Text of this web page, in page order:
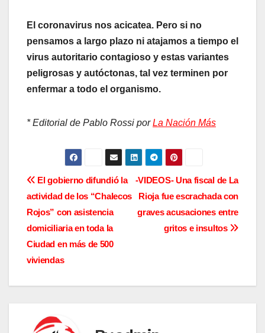
El coronavirus nos acicatea. Pero si no
pensamos a largo plazo ni atajamos a tiempo el
virus autoritario contagioso y estas variantes
peligrosas y autóctonas, tal vez terminen por
enfermar a todo el organismo.
* Editorial de Pablo Rossi porLa Nación Más
N
a
v
e
g
-VIDEOS- Una fiscal de La
Rioja fue escrachada con
graves acusaciones entre
gritos e insultos
El gobierno difundió la
actividad de los “Chalecos
Rojos” con asistencia
domiciliaria en toda la
Ciudad en más de 500
viviendas